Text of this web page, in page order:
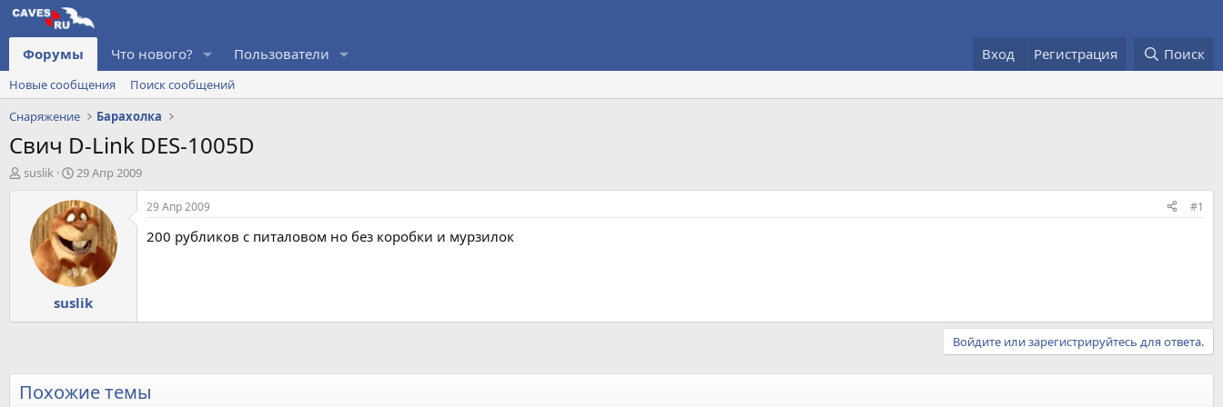
Форумы Что нового? Пользователи Вход Регистрация Поиск
Новые сообщения
Поиск сообщений
Снаряжение
Барахолка
Свич D-Link DES-1005D
А
suslik
Д
т
а
н
а
ч
а
л
а
29 Апр 2009
suslik
29 Апр 2009 #1
200 рубликов с питаловом но без коробки и мурзилок
Войдите или зарегистрируйтесь для ответа.
Похожие темы